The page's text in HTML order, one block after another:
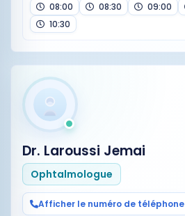
08:00 08:30 09:00
10:30
Dr. Laroussi Jemai
Ophtalmologue
Afficher le numéro de téléphone